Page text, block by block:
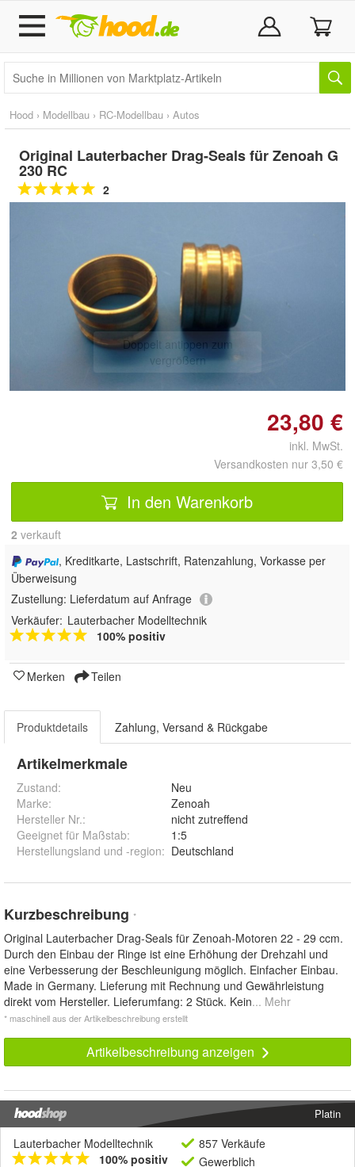
Hood › Modellbau › RC-Modellbau › Autos
Original Lauterbacher Drag-Seals für Zenoah G
230 RC
2
Doppelt antippen zum
vergrößern
23,80 €
inkl. MwSt.
Versandkosten nur 3,50 €
In den Warenkorb
2 verkauft
, Kreditkarte, Lastschrift, Ratenzahlung, Vorkasse per
Überweisung
Zustellung: Lieferdatum auf Anfrage
Verkäufer: Lauterbacher Modelltechnik
100% positiv
Merken Teilen
Produktdetails Zahlung, Versand & Rückgabe
Artikelmerkmale
Zustand:
Neu
Marke:
Zenoah
Hersteller Nr.:
nicht zutreffend
Geeignet für Maßstab:
1:5
Herstellungsland und -region: Deutschland
Kurzbeschreibung *
Original Lauterbacher Drag-Seals für Zenoah-Motoren 22 - 29 ccm.
Durch den Einbau der Ringe ist eine Erhöhung der Drehzahl und
eine Verbesserung der Beschleunigung möglich. Einfacher Einbau.
Made in Germany. Lieferung mit Rechnung und Gewährleistung
direkt vom Hersteller. Lieferumfang: 2 Stück. Kein... Mehr
* maschinell aus der Artikelbeschreibung erstellt
Artikelbeschreibung anzeigen
Platin
Lauterbacher Modelltechnik
100% positiv
857 Verkäufe
Gewerblich